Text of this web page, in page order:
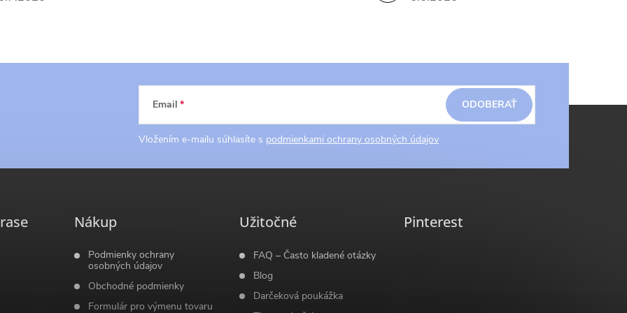
Email
Vložením e-mailu súhlasíte s podmienkami ochrany osobných údajov
ODOBERAŤ
Nákup
Podmienky ochrany
osobných údajov
Obchodné podmienky
Formulár pro výmenu tovaru
Užitočné
FAQ – Často kladené otázky
Blog
Darčeková poukážka
Pinterest